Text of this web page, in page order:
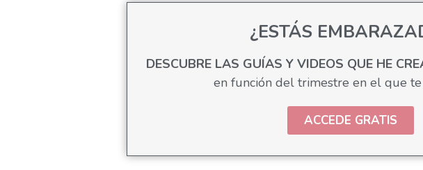
¿ESTÁS
DESCUBRE LAS GUÍAS Y VIDEOS QUE HE
en función del trimestre en el que
ACCEDE GRATIS